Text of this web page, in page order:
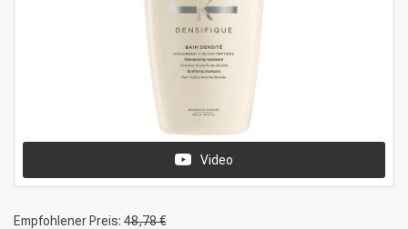
Video
Empfohlener Preis: 48,78 €